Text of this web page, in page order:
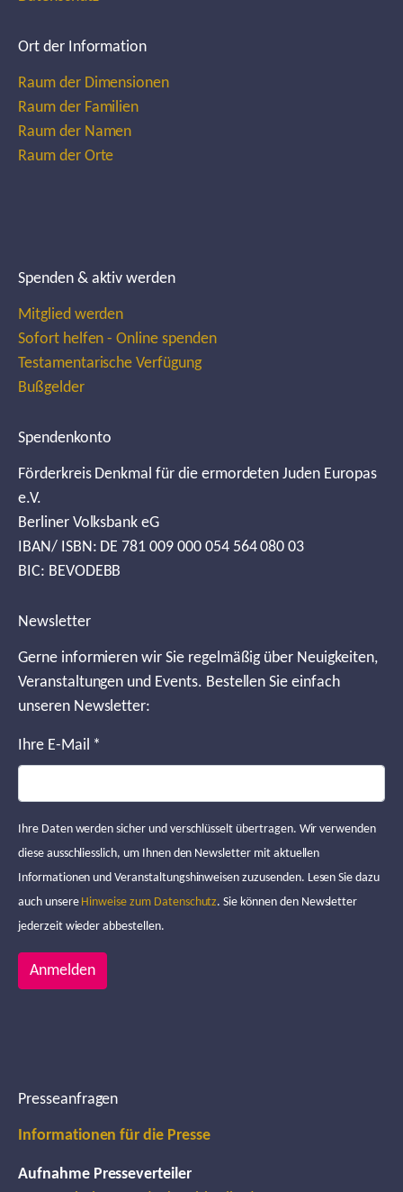
Ort der Information
Raum der Dimensionen
Raum der Familien
Raum der Namen
Raum der Orte
Spenden & aktiv werden
Mitglied werden
Sofort helfen - Online spenden
Testamentarische Verfügung
Bußgelder
Spendenkonto
Förderkreis Denkmal für die ermordeten Juden Europas
e.V.
Berliner Volksbank eG
IBAN/ ISBN: DE 781 009 000 054 564 080 03
BIC: BEVODEBB
Newsletter
Gerne informieren wir Sie regelmäßig über Neuigkeiten,
Veranstaltungen und Events. Bestellen Sie einfach
unseren Newsletter:
Ihre E-Mail *
Ihre Daten werden sicher und verschlüsselt übertragen. Wir verwenden
diese ausschliesslich, um Ihnen den Newsletter mit aktuellen
Informationen und Veranstaltungshinweisen zuzusenden. Lesen Sie dazu
auch unsere Hinweise zum Datenschutz. Sie können den Newsletter
jederzeit wieder abbestellen.
Anmelden
Presseanfragen
Informationen für die Presse
Aufnahme Presseverteiler